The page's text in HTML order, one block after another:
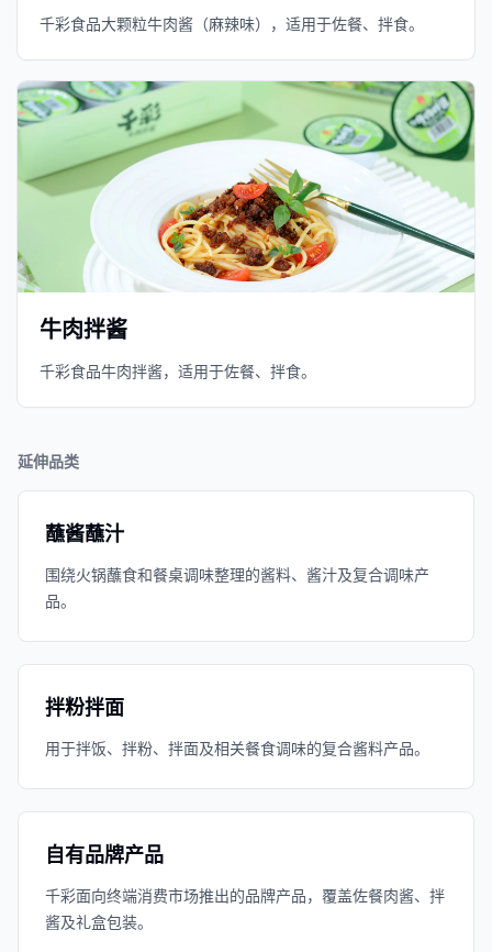
千彩食品大颗粒牛肉酱（麻辣味），适用于佐餐、拌食。
牛肉拌酱
千彩食品牛肉拌酱，适用于佐餐、拌食。
延伸品类
蘸酱蘸汁
围绕火锅蘸食和餐桌调味整理的酱料、酱汁及复合调味产
品。
拌粉拌面
用于拌饭、拌粉、拌面及相关餐食调味的复合酱料产品。
自有品牌产品
千彩面向终端消费市场推出的品牌产品，覆盖佐餐肉酱、拌
酱及礼盒包装。